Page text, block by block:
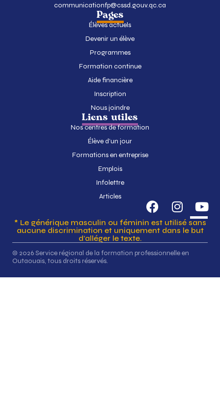
communicationfp@cssd.gouv.qc.ca
Pages
Élèves actuels
Devenir un élève
Programmes
Formation continue
Aide financière
Inscription
Nous joindre
Liens utiles
Nos centres de formation
Élève d’un jour
Formations en entreprise
Emplois
Infolettre
Articles
* Le générique masculin ou féminin est utilisé sans
aucune discrimination et uniquement dans le but
d’alléger le texte.
© 2026 Service régional de la formation professionnelle en
Outaouais, tous droits réservés.